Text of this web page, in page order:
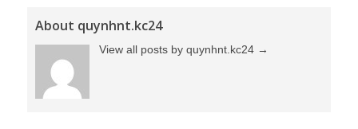
About quynhnt.kc24
View all posts by quynhnt.kc24 →